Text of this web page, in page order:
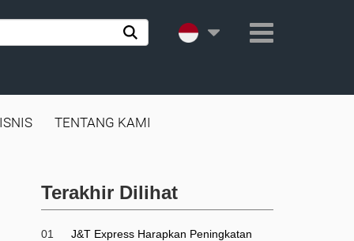
TENTANG KAMI
Terakhir Dilihat
01
J&T Express Harapkan Peningkatan